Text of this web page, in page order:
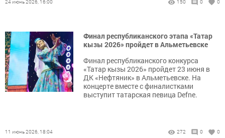
24 июнь 2026, 16:00 150 0 0
Финал республиканского этапа «Татар
кызы 2026» пройдет в Альметьевске
Финал республиканского конкурса
«Татар кызы 2026» пройдет 23 июня в
ДК «Нефтяник» в Альметьевске. На
концерте вместе с финалистками
выступит татарская певица Defne.
11 июнь 2026, 18:04 272 0 0